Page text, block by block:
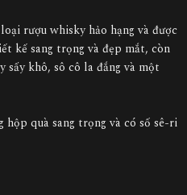
rượu whisky hảo hạng và được
kế sang trọng và đẹp mắt, còn
sấy khô, sô cô la đắng và một
hộp quà sang trọng và có số sê-ri